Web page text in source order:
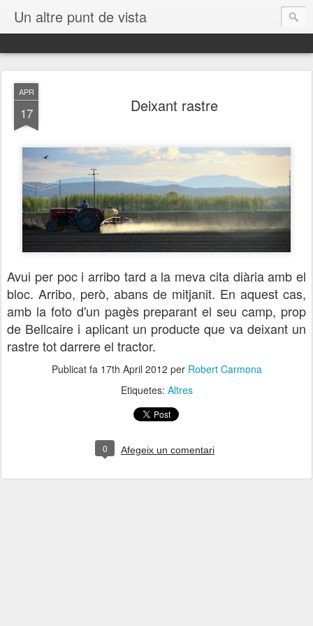
Un altre punt de vista
APR
17 Deixant rastre
Avui per poc i arribo tard a la meva cita diària amb el
bloc. Arribo, però, abans de mitjanit. En aquest cas,
amb la foto d'un pagès preparant el seu camp, prop
de Bellcaire i aplicant un producte que va deixant un
rastre tot darrere el tractor.
Publicat fa 17th April 2012 per Robert Carmona
Etiquetes: Altres
0 Afegeix un comentari